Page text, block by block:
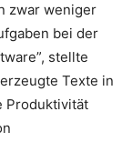
zwar weniger
bei der
stellte
Texte in
Produktivität